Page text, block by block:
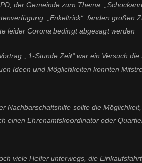
der Gemeinde zum Thema:
„Enkeltrick“, fanden großen
leider Corona bedingt abgesagt werden
„ 1-Stunde Zeit“ war ein Versuch
Ideen und Möglichkeiten konnten
Nachbarschaftshilfe sollte die
einen Ehrenamtskoordinator oder
viele Helfer unterwegs, die